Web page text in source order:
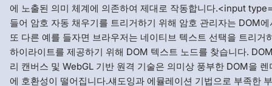
에 노출된 의미 체계에 의존하여 제대로 작동합니다.<input
들어 암호 자동 채우기를 트리거하기 위해 암호 관리자는 DOM
또 다른 예를 들자면 브라우저는 네이티브 텍스트 선택을 트리거
하이라이트를 제공하기 위해 DOM 텍스트 노드를 찾습니다.
리 캔버스 및 WebGL 기반 원격 기술은 의미상 풍부한 DOM을
에 호환성이 떨어집니다.섀도잉과 에뮬레이션 기법으로 부족한